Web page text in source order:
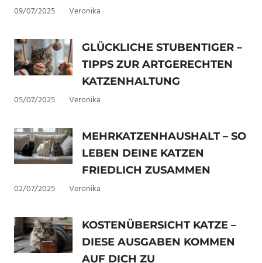
09/07/2025 Veronika
GLÜCKLICHE STUBENTIGER –
TIPPS ZUR ARTGERECHTEN
KATZENHALTUNG
05/07/2025 Veronika
MEHRKATZENHAUSHALT – SO
LEBEN DEINE KATZEN
FRIEDLICH ZUSAMMEN
02/07/2025 Veronika
KOSTENÜBERSICHT KATZE –
DIESE AUSGABEN KOMMEN
AUF DICH ZU